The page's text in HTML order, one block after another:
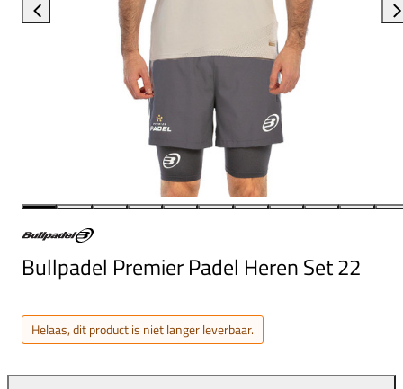
Bullpadel Premier Padel Heren Set 22
Helaas, dit product is niet langer leverbaar.